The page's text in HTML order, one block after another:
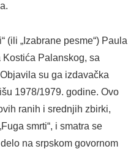
(ili „Izabrane pesme“) Paula
Palanskog, sa
su ga izdavačka
1978/1979. godine. Ovo
ranih i srednjih zbirki,
smrti“, i smatra se
na srpskom govornom